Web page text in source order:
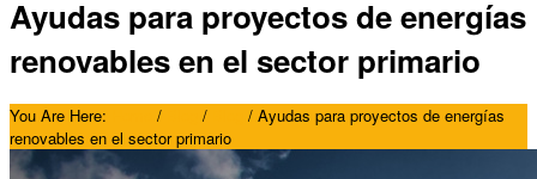
Ayudas para proyectos de energías
renovables en el sector primario
You Are Here: / / / Ayudas para proyectos de energías
renovables en el sector primario